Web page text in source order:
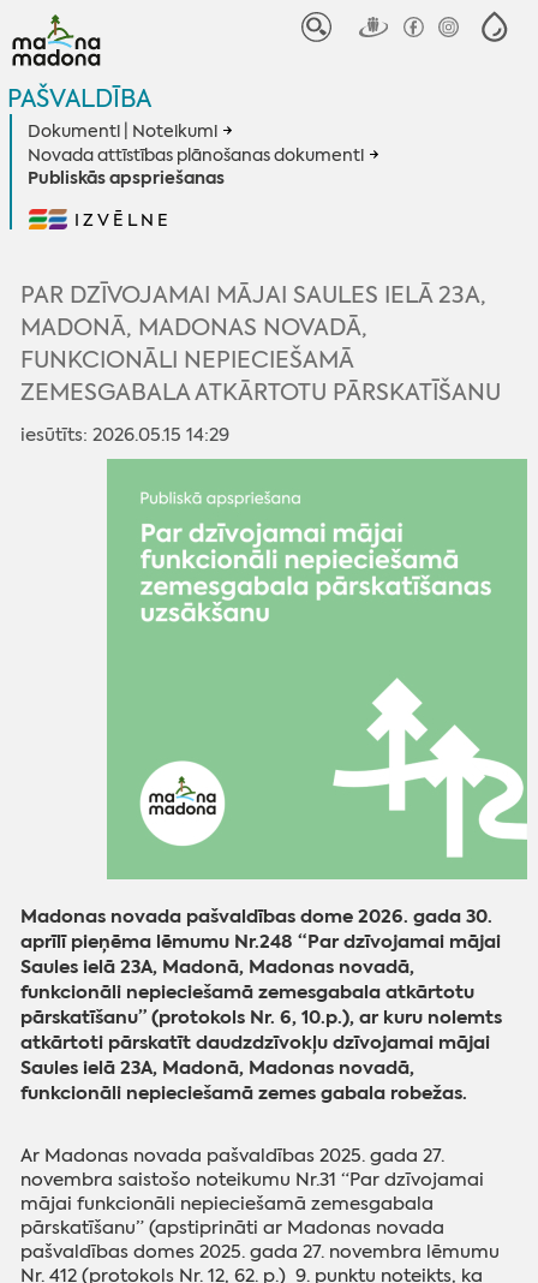
PAŠVALDĪBA
Dokumenti | Noteikumi
Novada attīstības plānošanas dokumenti
Publiskās apspriešanas
IZVĒLNE
PAR DZĪVOJAMAI MĀJAI SAULES IELĀ 23A,
MADONĀ, MADONAS NOVADĀ,
FUNKCIONĀLI NEPIECIEŠAMĀ
ZEMESGABALA ATKĀRTOTU PĀRSKATĪŠANU
iesūtīts: 2026.05.15 14:29
Madonas novada pašvaldības dome 2026. gada 30.
aprīlī pieņēma lēmumu Nr.248 “Par dzīvojamai mājai
Saules ielā 23A, Madonā, Madonas novadā,
funkcionāli nepieciešamā zemesgabala atkārtotu
pārskatīšanu” (protokols Nr. 6, 10.p.), ar kuru nolemts
atkārtoti pārskatīt daudzdzīvokļu dzīvojamai mājai
Saules ielā 23A, Madonā, Madonas novadā,
funkcionāli nepieciešamā zemes gabala robežas.
Ar Madonas novada pašvaldības 2025. gada 27.
novembra saistošo noteikumu Nr.31 “Par dzīvojamai
mājai funkcionāli nepieciešamā zemesgabala
pārskatīšanu” (apstiprināti ar Madonas novada
pašvaldības domes 2025. gada 27. novembra lēmumu
Nr. 412 (protokols Nr. 12, 62. p.) 9. punktu noteikts, ka